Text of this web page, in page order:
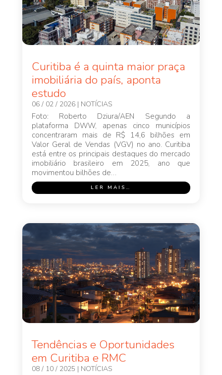
Curitiba é a quinta maior praça
imobiliária do país, aponta
estudo
06 / 02 / 2026| NOTÍCIAS
Foto: Roberto Dziura/AEN Segundo a
plataforma DWW, apenas cinco municípios
concentraram mais de R$ 14,6 bilhões em
Valor Geral de Vendas (VGV) no ano. Curitiba
está entre os principais destaques do mercado
imobiliário brasileiro em 2025, ano que
movimentou bilhões de…
LER MAIS…
Tendências e Oportunidades
em Curitiba e RMC
08 / 10 / 2025 | NOTÍCIAS